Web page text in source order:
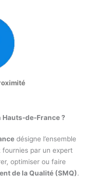
Hauts-de-France ?
désigne l’ensemble
fournies par un expert
optimiser ou faire
de la Qualité (SMQ).